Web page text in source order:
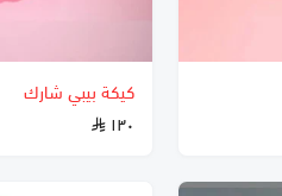
كيكة بيبي شارك
١٣٠